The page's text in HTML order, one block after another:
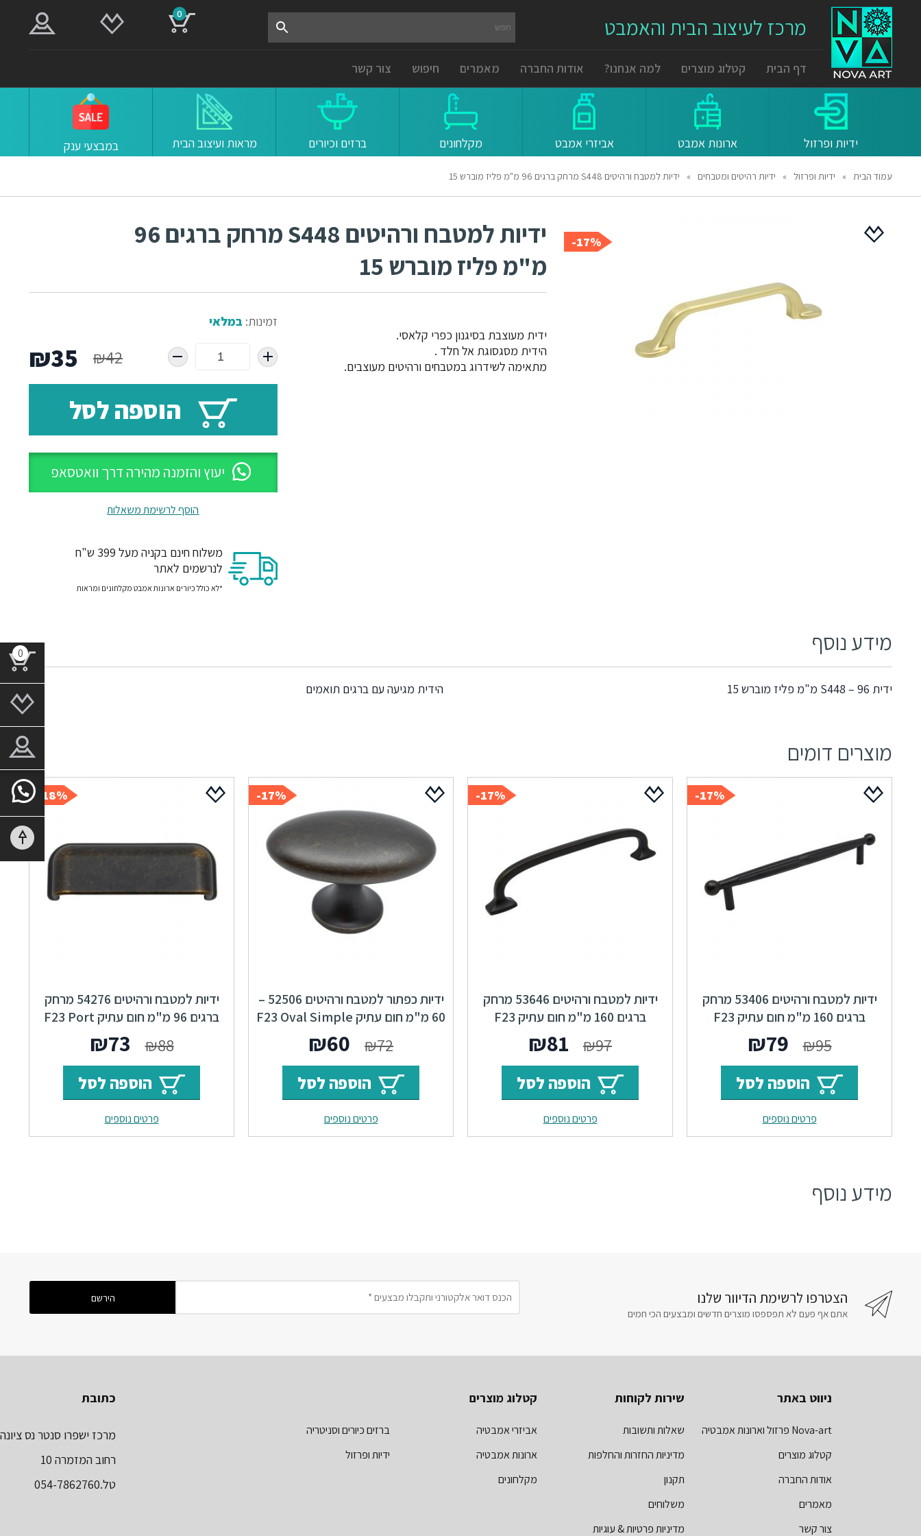
מרכז לעיצוב הבית והאמבט 0
דף הבית קטלוג מוצרים למה אנחנו? אודות החברה מאמרים חיפוש צור קשר
ידיות ופרזול ארונות אמבט אביזרי אמבט מקלחונים ברזים וכיורים מראות ועיצוב הבית במבצעי ענק
עמוד הבית » ידיות ופרזול » ידיות רהיטים ומטבחים » ידיות למטבח ורהיטים S448 מרחק ברגים 96 מ"מ פליז מוברש 15
17%-
ידיות למטבח ורהיטים S448 מרחק ברגים 96
מ"מ פליז מוברש 15
ידית מעוצבת בסיגנון כפרי קלאסי.
הידית מסגסוגת אל חלד .
מתאימה לשידרוג במטבחים ורהיטים מעוצבים.
זמינות:במלאי
₪42
המחיר
המקורי
היה:
₪42.
₪35
הוספה לסל
יעוץ והזמנה מהירה דרך וואטסאפ
הוסף לרשימת משאלות
משלוח חינם בקניה מעל 399 ש"ח
לנרשמים לאתר
*לא כולל כיורים ארונות אמבט מקלחונים ומראות
מידע נוסף
ידית S448 – 96 מ"מ פליז מוברש 15 הידית מגיעה עם ברגים תואמים
מוצרים דומים
17%-
ידיות למטבח ורהיטים 53406 מרחק
ברגים 160 מ"מ חום עתיק F23
Montmartre
₪95
המחיר
המקורי
היה:
₪95.
₪79
הנוכחי
הוא:
₪79.
הוספה לסל
פרטים נוספים
17%-
ידיות למטבח ורהיטים 53646 מרחק
ברגים 160 מ"מ חום עתיק F23
Classic₪97
המחיר
המקורי
היה:
₪97.
₪81
הנוכחי
הוא:
₪81.
הוספה לסל
פרטים נוספים
17%-
ידיות כפתור למטבח ורהיטים 52506 –
60 מ"מ חום עתיק F23 Oval Simple
₪72
המחיר
המקורי
היה:
₪72.
₪60
הנוכחי
הוא:
₪60.
הוספה לסל
פרטים נוספים
18%-
ידיות למטבח ורהיטים 54276 מרחק
ברגים 96 מ"מ חום עתיק F23 Port
₪88
המחיר
המקורי
היה:
₪88.
₪73
הנוכחי
הוא:
₪73.
הוספה לסל
פרטים נוספים
מידע נוסף
הצטרפו לרשימת הדיוור שלנו
אתם אף פעם לא תפספסו מוצרים חדשים ומבצעים הכי חמים
ניווט באתר
Nova-art פרזול וארונות אמבטיה
קטלוג מוצרים
אודות החברה
מאמרים
צור קשר
שירות לקוחות
שאלות ותשובות
מדיניות החזרות והחלפות
תקנון
משלוחים
מדיניות פרטיות & עוגיות
קטלוג מוצרים
אביזרי אמבטיה
ארונות אמבטיה
מקלחונים
ברזים כיורים וסניטריה
ידיות ופרזול
כתובת
מרכז ישפרו סנטר נס ציונה
רחוב המזמרה 10
טל.054-7862760
0